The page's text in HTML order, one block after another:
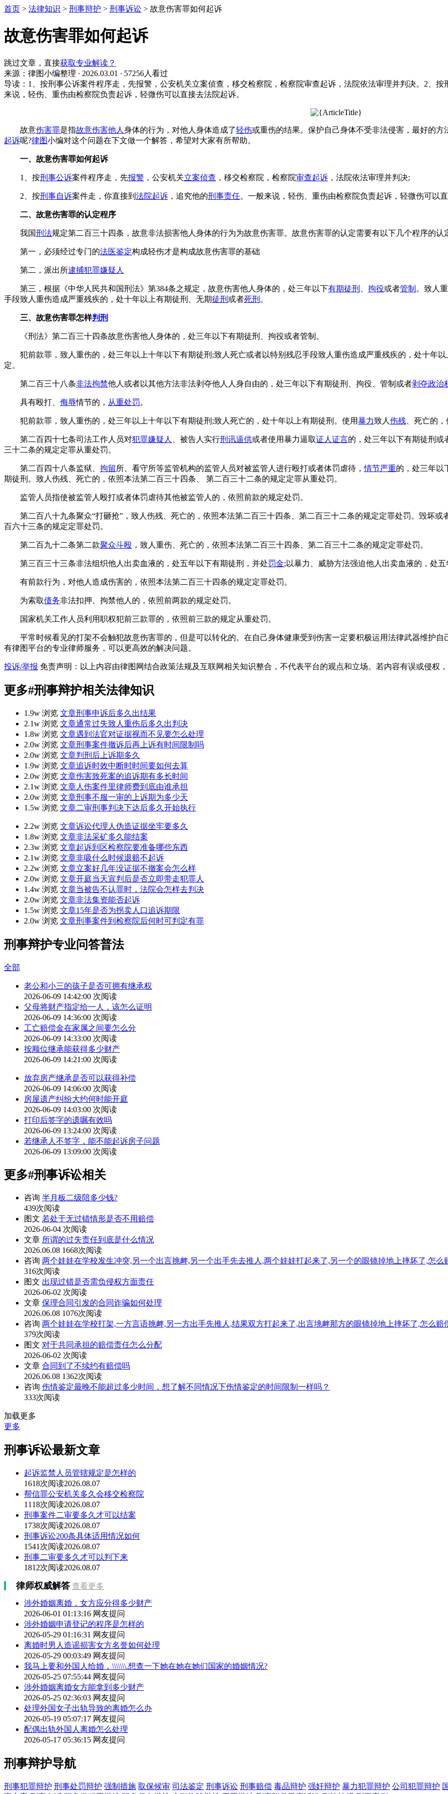
首页 > 法律知识 > 刑事辩护 > 刑事诉讼 > 故意伤害罪如何起诉
故意伤害罪如何起诉
跳过文章，直接获取专业解读？
来源：律图小编整理 · 2026.03.01 · 57256人看过
导读：1、按刑事公诉案件程序走，先报警，公安机关立案侦查，移交检察院，检察院审查起诉，法院依法审理并判决。2、
来说，轻伤、重伤由检察院负责起诉，轻微伤可以直接去法院起诉。
故意伤害罪是指故意伤害他人 身体的行为，对他人身体造成了轻伤或重伤的结果。保护自己身体不受非法侵害，最好的方
起诉呢?律图小编对这个问题在下文做一个解答，希望对大家有所帮助。
一、故意伤害罪如何起诉
1、按刑事公诉案件程序走，先报警 ，公安机关立案侦查 ，移交检察院，检察院审查起诉 ，法院依法审理并判决;
2、按刑事自诉案件走，你直接到 法院起诉 ，追究他的刑事责任。一般来说，轻伤、重伤由检察院负责起诉，轻微伤可以直
二、故意伤害罪的认定程序
我国刑法规定第二百三十四条，故意非法损害他人身体的行为为故意伤害罪。故意伤害罪的认定需要有以下几个程序的认
第一，必须经过专门的法医鉴定构成轻伤才是构成故意伤害罪的基础
第二，派出所逮捕犯罪嫌疑人
第三，根据《中华人民共和国刑法》第384条之规定，故意伤害他人身体的，处三年以下有期徒刑 拘役或者管制 。致人
手段致人重伤造成严重残疾的，处十年以上有期徒刑、无期徒刑 或者死刑 。
三、故意伤害罪怎样判刑
《刑法》第二百三十四条故意伤害他人身体的，处三年以下有期徒刑、拘役或者管制。
犯前款罪，致人重伤的，处三年以上十年以下有期徒刑;致人死亡或者以特别残忍手段致人重伤造成严重残疾的，处十年
定。
第二百三十八条非法拘禁他人或者以其他方法非法剥夺他人人身自由的，处三年以下有期徒刑、拘役、管制或者剥夺政治
具有殴打、 侮辱情节的， 从重处罚。
犯前款罪，致人重伤的，处三年以上十年以下有期徒刑;致人死亡的，处十年以上有期徒刑。使用暴力致人 伤残 、死亡的
第二百四十七条司法工作人员对犯罪嫌疑人 、被告人实行刑讯逼供或者使用暴力逼取证人证言的，处三年以下有期徒刑或
三十二条的规定定罪从重处罚。
第二百四十八条监狱、 拘留 所、看守所等监管机构的监管人员对被监管人进行殴打或者体罚虐待，情节严重的，处三年以
期徒刑。致人伤残、死亡的，依照本法第二百三十四条、 第二百三十二条的规定定罪从重处罚。
监管人员指使被监管人殴打或者体罚虐待其他被监管人的，依照前款的规定处罚。
第二百八十九条聚众“打砸抢”，致人伤残、死亡的，依照本法第二百三十四条、第二百三十二条的规定定罪处罚。毁坏
百六十三条的规定定罪处罚。
第二百九十二条第二款聚众斗殴 ，致人重伤、死亡的，依照本法第二百三十四条、第二百三十二条的规定定罪处罚。
第三百三十三条非法组织他人出卖血液的，处五年以下有期徒刑，并处罚金;以暴力、威胁方法强迫他人出卖血液的，处
有前款行为，对他人造成伤害的，依照本法第二百三十四条的规定定罪处罚。
为索取债务非法扣押、拘禁他人的，依照前两款的规定处罚。
国家机关工作人员利用职权犯前三款罪的，依照前三款的规定从重处罚。
平常时候看见的打架不会触犯故意伤害罪的，但是可以转化的。在自己身体健康受到伤害一定要积极运用法律武器维护自
有律图平台的专业律师服务，可以更高效的解决问题。
投诉/举报 免责声明：以上内容由律图网结合政策法规及互联网相关知识整合，不代表平台的观点和立场。若内容有误或侵权
更多#刑事辩护相关法律知识
1.9w 浏览 文章刑事申诉后多久出结果
2.1w 浏览 文章通常过失致人重伤后多久出判决
1.8w 浏览 文章遇到法官对证据视而不见要怎么处理
2.0w 浏览 文章刑事案件撤诉后再上诉有时间限制吗
2.0w 浏览 文章判刑后上诉期多久
1.9w 浏览 文章追诉时效中断时时间要如何去算
2.0w 浏览 文章伤害致死案的追诉期有多长时间
2.1w 浏览 文章人伤案件里律师费到底由谁承担
2.0w 浏览 文章刑事不服一审的上诉期为多少天
1.5w 浏览 文章二审刑事判决下达后多久开始执行
2.2w 浏览 文章诉讼代理人伪造证据坐牢要多久
1.8w 浏览 文章非法采矿多久能结案
2.3w 浏览 文章起诉到区检察院要准备哪些东西
2.1w 浏览 文章非吸什么时候退赔不起诉
2.2w 浏览 文章立案好几年没证据不撤案会怎么样
2.0w 浏览 文章开庭当天宣判后是否立即带走犯罪人
1.4w 浏览 文章当被告不认罪时，法院会怎样去判决
2.0w 浏览 文章非法集资能否起诉
1.5w 浏览 文章15年是否为拐卖人口追诉期限
2.0w 浏览 文章刑事案件到检察院后何时可判定有罪
刑事辩护专业问答普法
全部
老公和小三的孩子是否可拥有继承权
2026-06-09 14:42:00 次阅读
父母将财产指定给一人，该怎么证明
2026-06-09 14:36:00 次阅读
工亡赔偿金在家属之间要怎么分
2026-06-09 14:33:00 次阅读
按顺位继承能获得多少财产
2026-06-09 14:21:00 次阅读
放弃房产继承是否可以获得补偿
2026-06-09 14:06:00 次阅读
房屋遗产纠纷大约何时能开庭
2026-06-09 14:03:00 次阅读
打印后签字的遗嘱有效吗
2026-06-09 13:24:00 次阅读
若继承人不签字，能不能起诉房子问题
2026-06-09 13:09:00 次阅读
更多#刑事诉讼相关
咨询 半月板二级陪多少钱?
439次阅读
图文 若处于无过错情形是否不用赔偿
2026-06-04 次阅读
文章 所谓的过失责任到底是什么情况
2026.06.08 1668次阅读
咨询 两个娃娃在学校发生冲突,另一个出言挑衅,另一个出手先去推人,两个娃娃打起来了,另一个的眼镜掉地上摔坏了,怎么
316次阅读
图文 出现过错是否需负侵权方面责任
2026-06-02 次阅读
文章 保理合同引发的合同诈骗如何处理
2026.06.08 1076次阅读
咨询 两个娃娃在学校打架,一方言语挑衅,另一方出手先推人,结果双方打起来了,出言垗衅那方的眼镜掉地上摔坏了,怎么赔
379次阅读
图文 对于共同承担的赔偿责任怎么分配
2026-06-02 次阅读
文章 合同到了不续约有赔偿吗
2026.06.08 1362次阅读
咨询 伤情鉴定最晚不能超过多少时间，想了解不同情况下伤情鉴定的时间限制一样吗？
333次阅读
加载更多
更多
刑事诉讼最新文章
起诉监禁人员管辖规定是怎样的
1618次阅读2026.08.07
帮信罪公安机关多久会移交检察院
1118次阅读2026.08.07
刑事案件二审要多久才可以结案
1738次阅读2026.08.07
刑事诉讼200条具体适用情况如何
1541次阅读2026.08.07
刑事二审要多久才可以判下来
1812次阅读2026.08.07
律师权威解答 查看更多
涉外婚姻离婚，女方应分得多少财产
2026-06-01 01:13:16 网友提问
涉外婚姻申请登记的程序是怎样的
2026-05-29 01:16:31 网友提问
离婚时男人造谣损害女方名誉如何处理
2026-05-29 00:03:49 网友提问
我马上要和外国人给婚，\\\\\\\.想查一下她在她在她们国家的婚姻情况?
2026-05-25 07:55:44 网友提问
涉外婚姻离婚女方能拿到多少财产
2026-05-25 02:36:03 网友提问
处理外国女子出轨导致的离婚怎么办
2026-05-19 05:07:17 网友提问
配偶出轨外国人离婚怎么处理
2026-05-17 05:36:15 网友提问
刑事辩护导航
刑事犯罪辩护 刑事处罚辩护 强制措施 取保候审 司法鉴定 刑事诉讼 刑事赔偿 毒品辩护 强奸辩护 暴力犯罪辩护 公司犯罪辩护